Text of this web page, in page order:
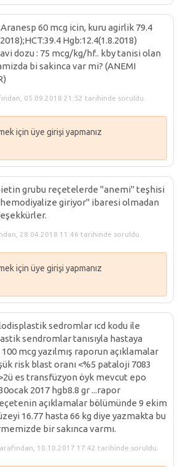
60 mcg icin, kuru agirlik 79.4
Hgb:12.4(1.8.2018)
dozu : 75 mcg/kg/hf.. kby tanisi olan
bi sakinca var mi? (ANEMI
05.09.2018 21:52 tarihinde soruldu.
için üye girişi yapmanız
grubu reçetelerde "anemi" teşhisi
giriyor" ibaresi olmadan
28.04.2018 11:46 tarihinde soruldu.
için üye girişi yapmanız
sedromlar ıcd kodu ile
sendromlar tanısıyla hastaya
mcg yazılmış raporun açıklamalar
risk blast oranı <%5 pataloji 7083
es transfüzyon öyk mevcut epo
2017 hgb8.8 gr ...rapor
açıklamalar bölümünde 9 ekim
16.77 hasta 66 kg diye yazmakta bu
bir sakınca varmı.
tarafından, 10.10.2017 17:42 tarihinde soruldu.